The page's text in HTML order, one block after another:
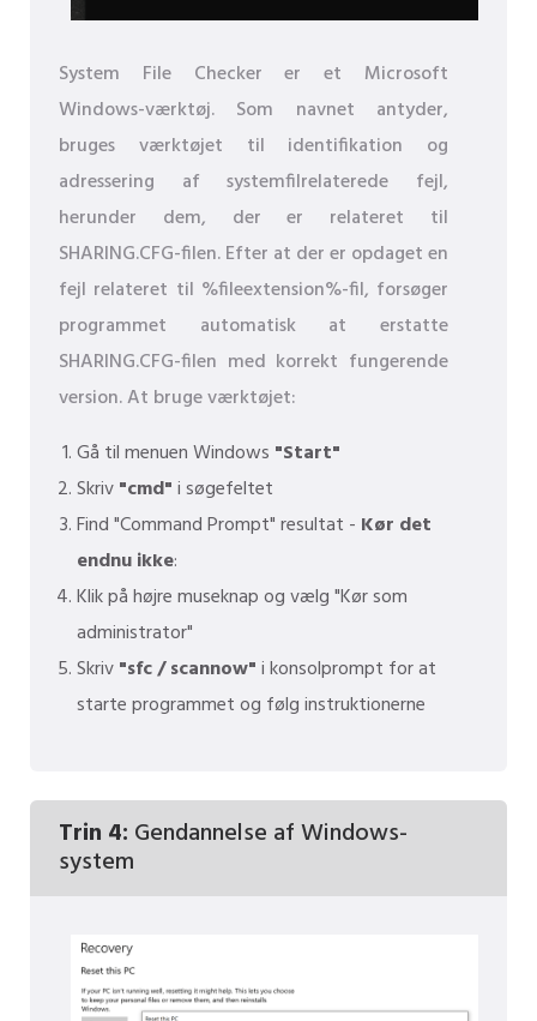
System File Checker er et Microsoft
Windows-værktøj. Som navnet antyder,
bruges værktøjet til identifikation og
adressering af systemfilrelaterede fejl,
herunder dem, der er relateret til
SHARING.CFG-filen. Efter at der er opdaget en
fejl relateret til %fileextension%-fil, forsøger
programmet automatisk at erstatte
SHARING.CFG-filen med korrekt fungerende
version. At bruge værktøjet:
Gå til menuen Windows "Start"
Skriv"cmd"i søgefeltet
Find "Command Prompt" resultat - Kør det
endnu ikke:
Klik på højre museknap og vælg "Kør som
administrator"
Skriv"sfc / scannow"i konsolprompt for at
starte programmet og følg instruktionerne
Trin 4: Gendannelse af Windows-
system